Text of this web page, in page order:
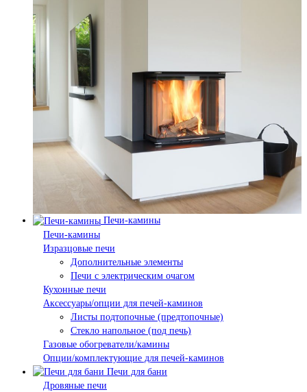
Печи-камины
Печи-камины
Изразцовые печи
Дополнительные элементы
Печи с электрическим очагом
Кухонные печи
Аксессуары/опции для печей-каминов
Листы подтопочные (предтопочные)
Стекло напольное (под печь)
Газовые обогреватели/камины
Опции/комплектующие для печей-каминов
Печи для бани
Дровяные печи